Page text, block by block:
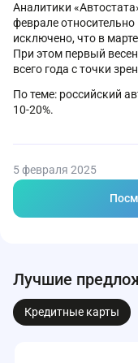
Аналитики
феврале
исключено, что в
При этом первый
всего года с точки
По теме: российский
10-20%.
5 февраля 2025
Лучшие
Кредитные карты